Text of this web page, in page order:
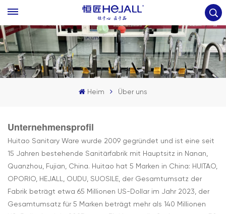
Heim Über uns
Unternehmensprofil
Huitao Sanitary Ware wurde 2009 gegründet und ist eine seit
15 Jahren bestehende Sanitärfabrik mit Hauptsitz in Nanan,
Quanzhou, Fujian, China. Huitao hat 5 Marken in China: HUITAO,
OPORIO, HEJALL, OUDU, SUOSILE, der Gesamtumsatz der
Fabrik beträgt etwa 65 Millionen US-Dollar im Jahr 2023, der
Gesamtumsatz für 5 Marken beträgt mehr als 140 Millionen